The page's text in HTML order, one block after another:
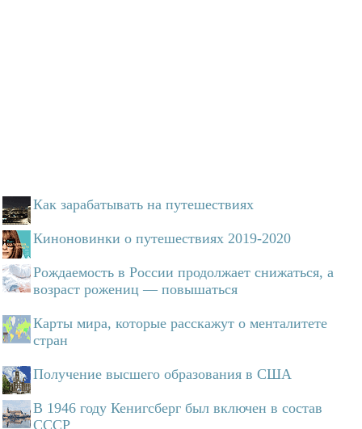
Как зарабатывать на путешествиях
Киноновинки о путешествиях 2019-2020
Рождаемость в России продолжает снижаться, а
возраст рожениц — повышаться
Карты мира, которые расскажут о менталитете
стран
Получение высшего образования в США
В 1946 году Кенигсберг был включен в состав
СССР